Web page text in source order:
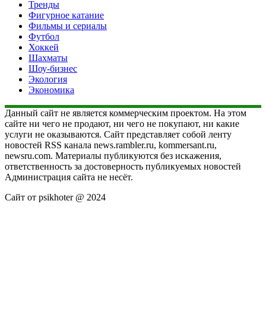
Тренды
Фигурное катание
Фильмы и сериалы
Футбол
Хоккей
Шахматы
Шоу-бизнес
Экология
Экономика
Данный сайт не является коммерческим проектом. На этом
сайте ни чего не продают, ни чего не покупают, ни какие
услуги не оказываются. Сайт представляет собой ленту
новостей RSS канала news.rambler.ru, kommersant.ru,
newsru.com. Материалы публикуются без искажения,
ответственность за достоверность публикуемых новостей
Администрация сайта не несёт.
Сайт от psikhoter @ 2024